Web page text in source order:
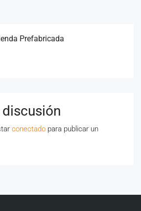
Prefabricada
discusión
conectado para publicar un